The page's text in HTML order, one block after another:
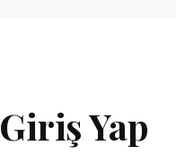
Giriş Yap